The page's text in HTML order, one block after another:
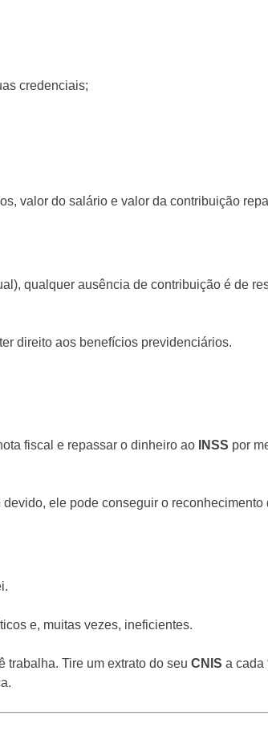
credenciais;
valor do salário e valor da contribuição
qualquer ausência de contribuição é de
direito aos benefícios previdenciários.
fiscal e repassar o dinheiro ao INSS por
ele pode conseguir o
e, muitas vezes, ineficientes.
trabalha. Tire um extrato do seu CNIS a cada